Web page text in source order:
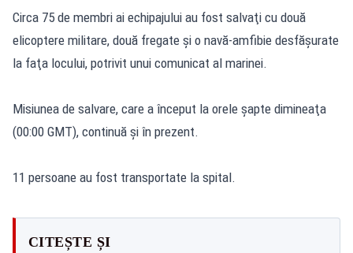
Circa 75 de membri ai echipajului au fost salvaţi cu două
elicoptere militare, două fregate şi o navă-amfibie desfăşurate
la faţa locului, potrivit unui comunicat al marinei.
Misiunea de salvare, care a început la orele şapte dimineaţa
(00:00 GMT), continuă și în prezent.
11 persoane au fost transportate la spital.
CITEȘTE ȘI